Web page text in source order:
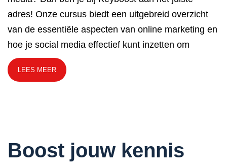
adres! Onze cursus biedt een uitgebreid overzicht
van de essentiële aspecten van online marketing en
hoe je social media effectief kunt inzetten om
LEES MEER
Boost jouw kennis